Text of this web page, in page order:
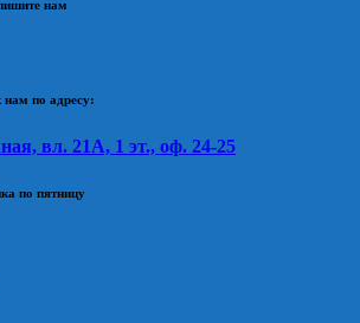
нам
по адресу:
вл. 21А, 1 эт., оф. 24-25
по пятницу